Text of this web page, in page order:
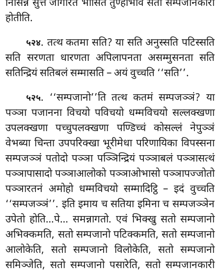
निसिन्ने सुत्ते जागरिते भासिते तुण्हीभावे सतो सम्पजानकारी
होतीति.
५२४. तत्थ कतमा सति? या सति अनुस्सति पटिस्सति
सति सरणता धारणता अपिलापनता असम्मुसनता सति
सतिन्द्रियं सतिबलं सम्मासति – अयं वुच्चति ‘‘सति’’.
५२५. ‘‘सम्पजानो’’ति तत्थ कतमं सम्पजञ्ञं? या
पञ्ञा पजानना विचयो पविचयो धम्मविचयो सल्लक्खणा
उपलक्खणा पच्चुपलक्खणा पण्डिच्चं कोसल्लं नेपुञ्ञं
वेभब्या चिन्ता उपपरिक्खा भूरीमेधा परिणायिका विपस्सना
सम्पजञ्ञं पतोदो पञ्ञा पञ्ञिन्द्रियं पञ्ञाबलं पञ्ञासत्थं
पञ्ञापासादो पञ्ञाआलोको पञ्ञाओभासो पञ्ञापज्जोतो
पञ्ञारतनं अमोहो धम्मविचयो सम्मादिट्ठि – इदं वुच्चति
‘‘सम्पजञ्ञं’’. इति इमाय च सतिया इमिना च सम्पजञ्ञेन
उपेतो होति…पे… समन्नागतो. एवं भिक्खु सतो सम्पजानो
अभिक्कमति, सतो सम्पजानो पटिक्कमति, सतो सम्पजानो
आलोकेति, सतो सम्पजानो विलोकेति, सतो सम्पजानो
समिञ्जेति, सतो सम्पजानो पसारेति, सतो सम्पजानकारी